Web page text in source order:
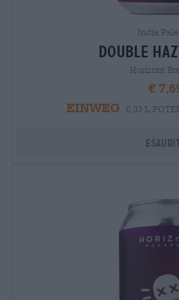
India
double
Horizont
€
EINWEG
0,33 L